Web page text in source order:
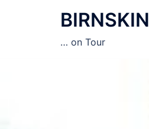
BIRNSKIN
… on Tour